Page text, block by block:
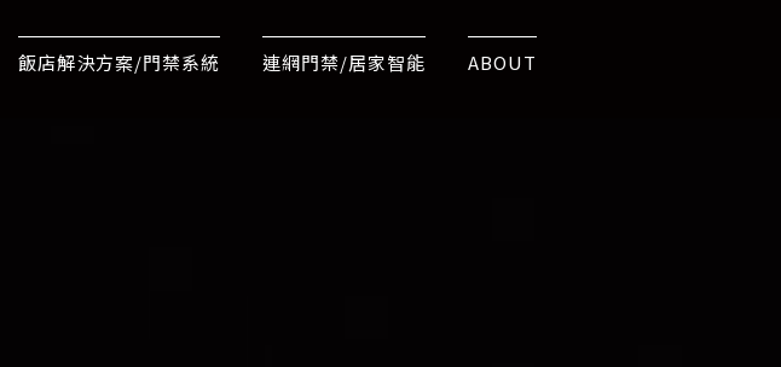
飯店解決方案/門禁系統 連網門禁/居家智能 ABOUT